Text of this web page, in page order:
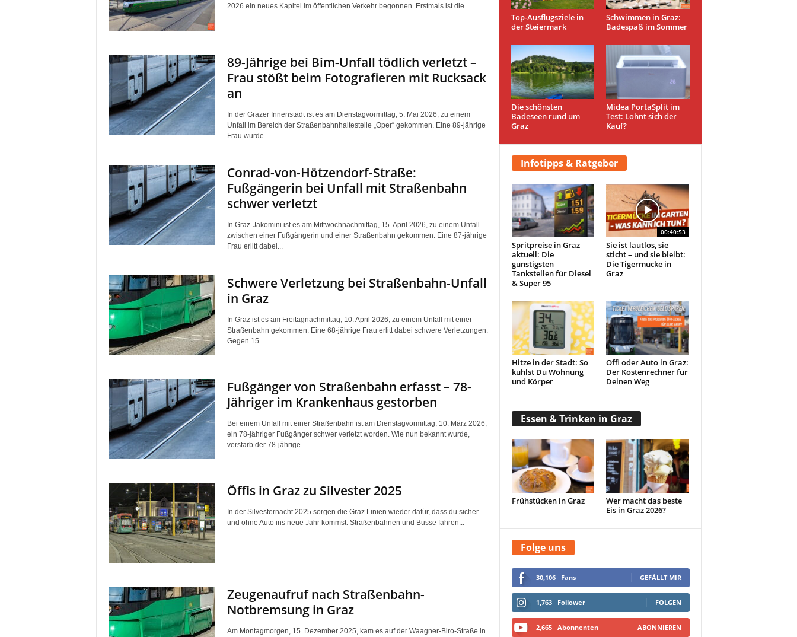
2026 ein neues Kapitel im öffentlichen Verkehr begonnen. Erstmals ist die...
89-Jährige bei Bim-Unfall tödlich verletzt –
Frau stößt beim Fotografieren mit Rucksack
an
In der Grazer Innenstadt ist es am Dienstagvormittag, 5. Mai 2026, zu einem
Unfall im Bereich der Straßenbahnhaltestelle „Oper“ gekommen. Eine 89-jährige
Frau wurde...
Conrad-von-Hötzendorf-Straße:
Fußgängerin bei Unfall mit Straßenbahn
schwer verletzt
In Graz-Jakomini ist es am Mittwochnachmittag, 15. April 2026, zu einem Unfall
zwischen einer Fußgängerin und einer Straßenbahn gekommen. Eine 87-jährige
Frau erlitt dabei...
Schwere Verletzung bei Straßenbahn-Unfall
in Graz
In Graz ist es am Freitagnachmittag, 10. April 2026, zu einem Unfall mit einer
Straßenbahn gekommen. Eine 68-jährige Frau erlitt dabei schwere Verletzungen.
Gegen 15...
Fußgänger von Straßenbahn erfasst – 78-
Jähriger im Krankenhaus gestorben
Bei einem Unfall mit einer Straßenbahn ist am Dienstagvormittag, 10. März 2026,
ein 78-jähriger Fußgänger schwer verletzt worden. Wie nun bekannt wurde,
verstarb der 78-jährige...
Öffis in Graz zu Silvester 2025
In der Silvesternacht 2025 sorgen die Graz Linien wieder dafür, dass du sicher
und ohne Auto ins neue Jahr kommst. Straßenbahnen und Busse fahren...
Zeugenaufruf nach Straßenbahn-
Notbremsung in Graz
Am Montagmorgen, 15. Dezember 2025, kam es auf der Waagner-Biro-Straße in
Top-Ausflugsziele in
der Steiermark
Schwimmen in Graz:
Badespaß im Sommer
Die schönsten
Badeseen rund um
Graz
Midea PortaSplit im
Test: Lohnt sich der
Kauf?
Infotipps & Ratgeber
Spritpreise in Graz
aktuell: Die
günstigsten
Tankstellen für Diesel
& Super 95
00:40:53
Sie ist lautlos, sie
sticht – und sie bleibt:
Die Tigermücke in
Graz
Hitze in der Stadt: So
kühlst Du Wohnung
und Körper
Öffi oder Auto in Graz:
Der Kostenrechner für
Deinen Weg
Essen & Trinken in Graz
Frühstücken in Graz
Wer macht das beste
Eis in Graz 2026?
Folge uns
30,106 Fans GEFÄLLT MIR
1,763 Follower FOLGEN
2,665 Abonnenten ABONNIEREN